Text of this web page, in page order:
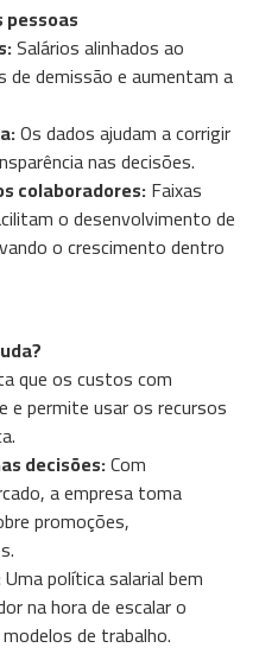
pessoas
Salários alinhados ao
de demissão e aumentam a
Os dados ajudam a corrigir
nas decisões.
colaboradores:Faixas
o desenvolvimento de
o crescimento dentro
que os custos com
e permite usar os recursos
decisões:Com
a empresa toma
promoções,
Uma política salarial bem
na hora de escalar o
de trabalho.